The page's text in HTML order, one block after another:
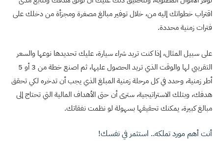
اقتراب خطواتك إليه من، خلال توفير مبالغ مصغرة ومجزأة من دخلك على
فترات زمنية محددة.
على سبيل المثال، إذا كنت تريد شراء سيارة، عليك تحديدها نوعها والسعر
التقريبي لها والوقت الذي تريد الحصول عليها، ثم اصنع خطة من 3 أو 5
أطر زمنية، وحدد في كل مرحلة زمنية المبلغ الذي يجب أن تدخره لكي تحقق
هدفك، وبتلك الاستراتيجية، سترى أن حتى الأهداف المالية التي تحتاج إلى
مبالغ كبيرة، يمكنك تحقيقها بسهولة لو نظمت نفقاتك.
أنت أهم مورد تملكه.. استثمر في نفسك!